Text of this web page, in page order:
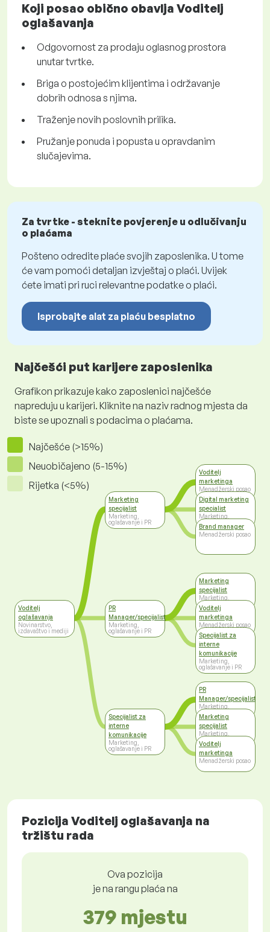
Koji posao obično obavlja Voditelj
oglašavanja
Odgovornost za prodaju oglasnog prostora
unutar tvrtke.
Briga o postojećim klijentima i održavanje
dobrih odnosa s njima.
Traženje novih poslovnih prilika.
Pružanje ponuda i popusta u opravdanim
slučajevima.
Za tvrtke - steknite povjerenje u odlučivanju
o plaćama
Pošteno odredite plaće svojih zaposlenika. U tome
će vam pomoći detaljan izvještaj o plaći. Uvijek
ćete imati pri ruci relevantne podatke o plaći.
Isprobajte alat za plaću besplatno
Najčešći put karijere zaposlenika
Grafikon prikazuje kako zaposlenici najčešće
napreduju u karijeri. Kliknite na naziv radnog mjesta da
biste se upoznali s podacima o plaćama.
Najčešće (>15%)
Neuobičajeno (5-15%)
Rijetka (<5%)
Voditelj
oglašavanja
Novinarstvo,
izdavaštvo i mediji
Marketing
specijalist
Marketing,
oglašavanje i PR
PR
Manager/specijalist
Marketing,
oglašavanje i PR
Specijalist za
interne
komunikacije
Marketing,
oglašavanje i PR
Voditelj
marketinga
Menadžerski posao
Digital marketing
specialist
Marketing,
oglašavanje i PR
Brand manager
Menadžerski posao
Marketing
specijalist
Marketing,
oglašavanje i PR
Voditelj
marketinga
Menadžerski posao
Specijalist za
interne
komunikacije
Marketing,
oglašavanje i PR
PR
Manager/specijalist
Marketing,
oglašavanje i PR
Marketing
specijalist
Marketing,
oglašavanje i PR
Voditelj
marketinga
Menadžerski posao
Pozicija Voditelj oglašavanja na
tržištu rada
Ova pozicija
je na rangu plaća na
379 mjestu